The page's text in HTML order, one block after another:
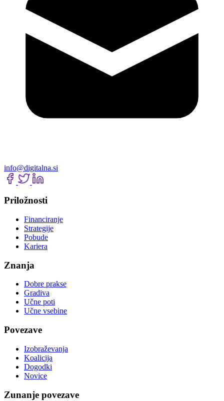
info@digitalna.si
Priložnosti
Financiranje
Strategije
Pobude
Kariera
Znanja
Dobre prakse
Gradiva
Učne poti
Učne vsebine
Povezave
Izobraževanja
Koalicija
Dogodki
Novice
Zunanje povezave